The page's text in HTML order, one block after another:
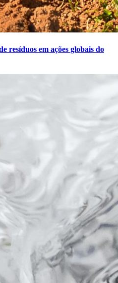
resíduos em ações globais do